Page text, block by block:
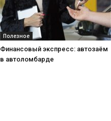
Полезное
Финансовый экспресс: автозаём
в автоломбарде